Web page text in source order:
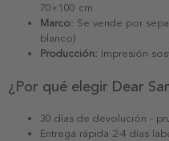
70×100 cm
Marco: Se vende por
blanco)
Producción: Impresión
¿Por qué elegir Dear
30 días de devolución -
Entrega rápida 2-4 días